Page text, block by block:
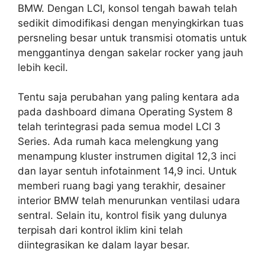
BMW. Dengan LCI, konsol tengah bawah telah
sedikit dimodifikasi dengan menyingkirkan tuas
persneling besar untuk transmisi otomatis untuk
menggantinya dengan sakelar rocker yang jauh
lebih kecil.
Tentu saja perubahan yang paling kentara ada
pada dashboard dimana Operating System 8
telah terintegrasi pada semua model LCI 3
Series. Ada rumah kaca melengkung yang
menampung kluster instrumen digital 12,3 inci
dan layar sentuh infotainment 14,9 inci. Untuk
memberi ruang bagi yang terakhir, desainer
interior BMW telah menurunkan ventilasi udara
sentral. Selain itu, kontrol fisik yang dulunya
terpisah dari kontrol iklim kini telah
diintegrasikan ke dalam layar besar.